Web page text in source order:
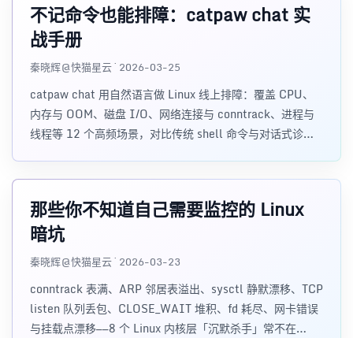
不记命令也能排障：catpaw chat 实
战手册
秦晓辉@快猫星云 · 2026-03-25
catpaw chat 用自然语言做 Linux 线上排障：覆盖 CPU、
内存与 OOM、磁盘 I/O、网络连接与 conntrack、进程与
线程等 12 个高频场景，对比传统 shell 命令与对话式诊
那些你不知道自己需要监控的 Linux
暗坑
秦晓辉@快猫星云 · 2026-03-23
conntrack 表满、ARP 邻居表溢出、sysctl 静默漂移、TCP
listen 队列丢包、CLOSE_WAIT 堆积、fd 耗尽、网卡错误
与挂载点漂移——8 个 Linux 内核层「沉默杀手」常不在